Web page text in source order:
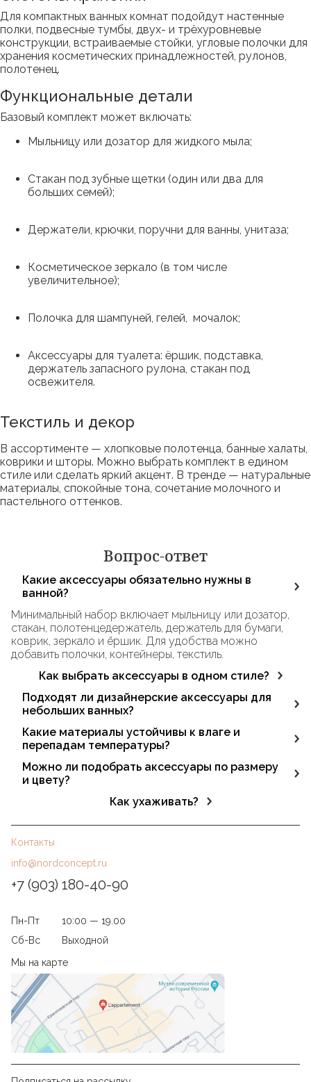
Для компактных ванных комнат подойдут настенные
полки, подвесные тумбы, двух- и трёхуровневые
конструкции, встраиваемые стойки, угловые полочки для
хранения косметических принадлежностей, рулонов,
полотенец.
Функциональные детали
Базовый комплект может включать:
Мыльницу или дозатор для жидкого мыла;
Стакан под зубные щетки (один или два для
больших семей);
Держатели, крючки, поручни для ванны, унитаза;
Косметическое зеркало (в том числе
увеличительное);
Полочка для шампуней, гелей, мочалок;
Аксессуары для туалета: ёршик, подставка,
держатель запасного рулона, стакан под
освежителя.
Текстиль и декор
В ассортименте — хлопковые полотенца, банные халаты,
коврики и шторы. Можно выбрать комплект в едином
стиле или сделать яркий акцент. В тренде — натуральные
материалы, спокойные тона, сочетание молочного и
пастельного оттенков.
Вопрос-ответ
Какие аксессуары обязательно нужны в
ванной?
Минимальный набор включает мыльницу или дозатор,
стакан, полотенцедержатель, держатель для бумаги,
коврик, зеркало и ёршик. Для удобства можно
добавить полочки, контейнеры, текстиль.
Как выбрать аксессуары в одном стиле?
Подбирайте изделия одной коллекции или в едином
дизайне. Учитывайте материал, форму (прямоугольные
или золото).
Подходят ли дизайнерские аксессуары для
небольших ванных?
Да. У нас есть компактные, подвесные и угловые
модели, а также аксессуары с двойной функцией,
Какие материалы устойчивы к влаге и
перепадам температуры?
Рекомендуются нержавеющая сталь, алюминий,
стекло, керамика, латунь, качественный пластик и
Можно ли подобрать аксессуары по размеру
и цвету?
Да. В каталоге представлены изделия разных форматов
пастельные тона.
Как ухаживать?
Протирать мягкой тканью без абразивов. Для
стеклянных и металлических поверхностей
используйте специальные средства без агрессивных
компонентов.
Контакты
info@nordconcept.ru
+7 (903) 180-40-90
Пн-Пт
10:00 — 19.00
Сб-Вс
Выходной
Мы на карте